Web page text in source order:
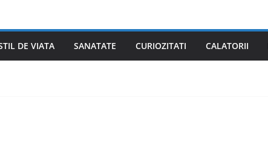
DE VIATA SANATATE CURIOZITATI CALATORII